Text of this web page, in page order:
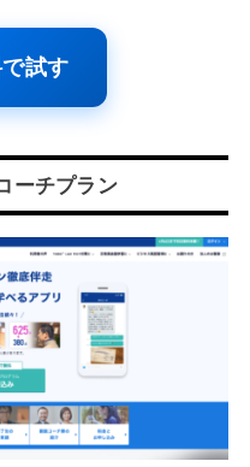
試す
ーチプラン